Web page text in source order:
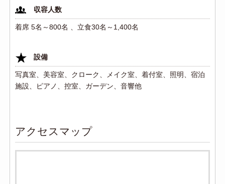
収容人数
着席 5名～800名 、立食30名～1,400名
設備
写真室、美容室、クローク、メイク室、着付室、照明、宿泊
施設、ピアノ、控室、ガーデン、音響他
アクセスマップ